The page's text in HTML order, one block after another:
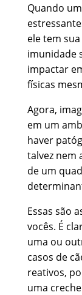
Quando
ele tem
imunidade
impactar
físicas
Agora,
em um
haver
talvez nem
de um
Essas são
vocês. É
uma ou
casos de
reativos,
uma